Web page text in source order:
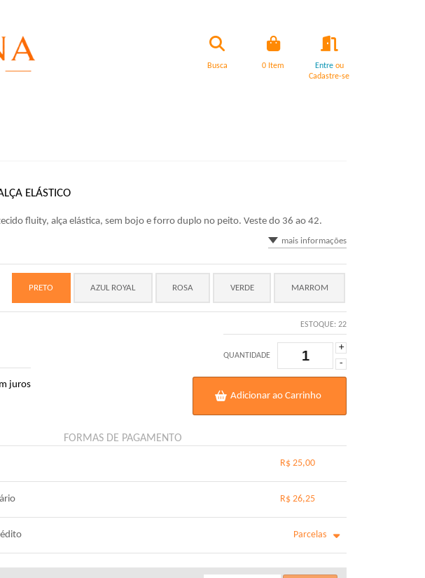
Busca 0 Item Entreou
Cadastre-se
ELÁSTICO
fluity, alça elástica, sem bojo e forro duplo no peito. Veste do 36 ao 42.
mais informações
PRETO AZUL ROYAL ROSA VERDE MARROM
juros
ESTOQUE: 22
QUANTIDADE
+
-
Adicionar ao Carrinho
FORMAS DE PAGAMENTO
R$ 25,00
R$ 26,25
Parcelas